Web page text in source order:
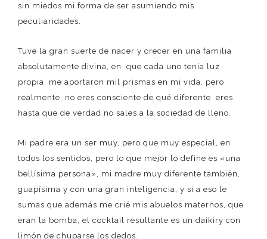
sin miedos mi forma de ser asumiendo mis
peculiaridades.
Tuve la gran suerte de nacer y crecer en una familia
absolutamente divina, en que cada uno tenia luz
propia, me aportaron mil prismas en mi vida, pero
realmente, no eres consciente de qué diferente eres
hasta que de verdad no sales a la sociedad de lleno.
Mi padre era un ser muy, pero que muy especial, en
todos los sentidos, pero lo que mejor lo define es «una
bellísima persona», mi madre muy diferente también,
guapísima y con una gran inteligencia, y si a eso le
sumas que además me crié mis abuelos maternos, que
eran la bomba, el cocktail resultante es un daikiry con
limón de chuparse los dedos.